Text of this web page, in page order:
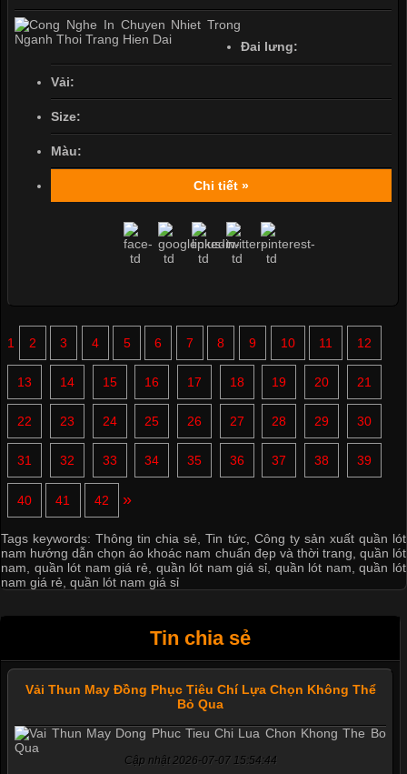
Đai lưng:
Vải:
Size:
Màu:
Chi tiết »
1 2 3 4 5 6 7 8 9 10 11 12
13 14 15 16 17 18 19 20 21
22 23 24 25 26 27 28 29 30
31 32 33 34 35 36 37 38 39
40 41 42 »
Tags keywords:Thông tin chia sẻ ,Tin tức, Công ty sản xuất quần lót
nam hướng dẫn chọn áo khoác nam chuẩn đẹp và thời trang quần lót
nam
quần lót nam giá rẻ quần lót nam giá sỉ quần lót nam ,quần lót
nam giá rẻ quần lót nam giá sỉ
Tin chia sẻ
Vải Thun May Đồng Phục Tiêu Chí Lựa Chọn Không Thể
Bỏ Qua
Cập nhật 2026-07-07 15:54:44